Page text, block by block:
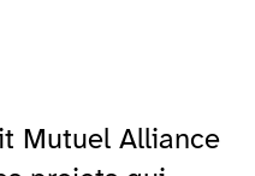
Mutuel Alliance